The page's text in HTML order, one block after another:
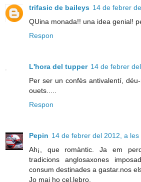
trifasic de baileys 14 de febrer
QUina monada!! una idea genial!
Respon
L'hora del tupper 14 de febrer
Per ser un confès antivalentí,
ouets.....
Respon
Pepin 14 de febrer del 2012, a les
Ah¡, que romàntic. Ja em
tradicions anglosaxones
consum destinades a gastar.nos
Jo mai ho cel.lebro.